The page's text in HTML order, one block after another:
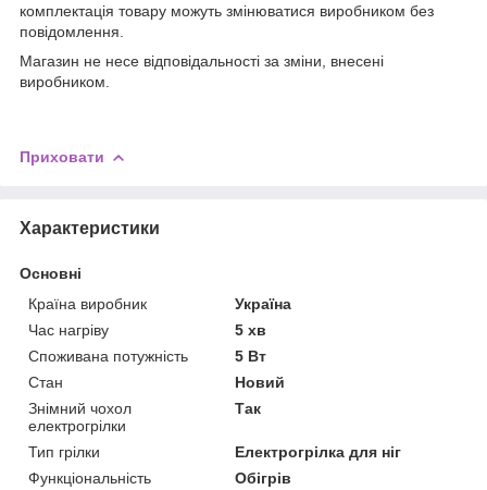
комплектація товару можуть змінюватися виробником без
повідомлення.
Магазин не несе відповідальності за зміни, внесені
виробником.
Приховати
Характеристики
Основні
Країна виробник
Україна
Час нагріву
5 хв
Споживана потужність
5 Вт
Стан
Новий
Знімний чохол
електрогрілки
Так
Тип грілки
Електрогрілка для ніг
Функціональність
Обігрів